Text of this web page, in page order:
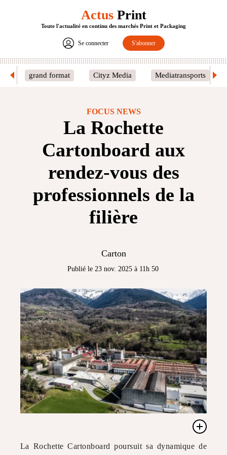
ActusPrint
Toute l'actualité en continu des marchés Print et Packaging
Se connecter S'abonner
grand format Cityz Media Mediatransports
FOCUS NEWS
La Rochette
Cartonboard aux
rendez-vous des
professionnels de la
filière
Carton
Publié le 23 nov. 2025 à 11h 50
La Rochette Cartonboard poursuit sa dynamique de